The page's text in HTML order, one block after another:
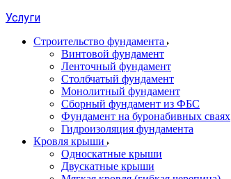
Услуги
Строительство фундамента
Винтовой фундамент
Ленточный фундамент
Столбчатый фундамент
Монолитный фундамент
Сборный фундамент из ФБС
Фундамент на буронабивных сваях
Гидроизоляция фундамента
Кровля крыши
Односкатные крыши
Двускатные крыши